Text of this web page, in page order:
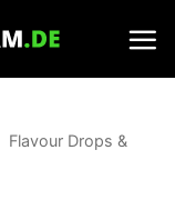
Flavour Drops &